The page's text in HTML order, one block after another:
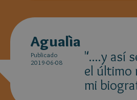
Agualìa
Publicado
2019-06-08
"....y así
el último
mi